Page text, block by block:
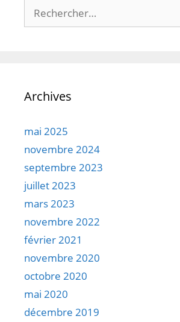
Rechercher :
Archives
mai 2025
novembre 2024
septembre 2023
juillet 2023
mars 2023
novembre 2022
février 2021
novembre 2020
octobre 2020
mai 2020
décembre 2019